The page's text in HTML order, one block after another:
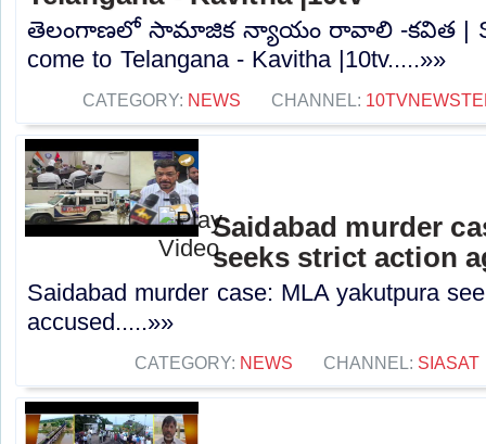
తెలంగాణలో సామాజిక న్యాయం రావాలి -కవిత |
come to Telangana - Kavitha |10tv.....»»
CATEGORY: NEWS CHANNEL:
Saidabad murder
seeks strict action
Saidabad murder case: MLA yakutpura
accused.....»»
CATEGORY: NEWS CHANNEL: SIASAT